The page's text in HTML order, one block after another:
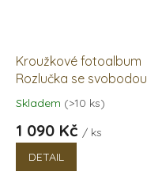
Kroužkové fotoalbum
Rozlučka se svobodou
Průměrné
produktu
5,0
Skladem (>10 ks)
1 090 Kč / ks
DETAIL